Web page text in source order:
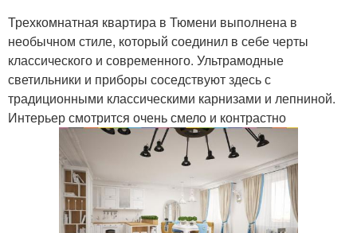
Трехкомнатная квартира в Тюмени выполнена в
необычном стиле, который соединил в себе черты
классического и современного. Ультрамодные
светильники и приборы соседствуют здесь с
традиционными классическими карнизами и лепниной.
Интерьер смотрится очень смело и контрастно